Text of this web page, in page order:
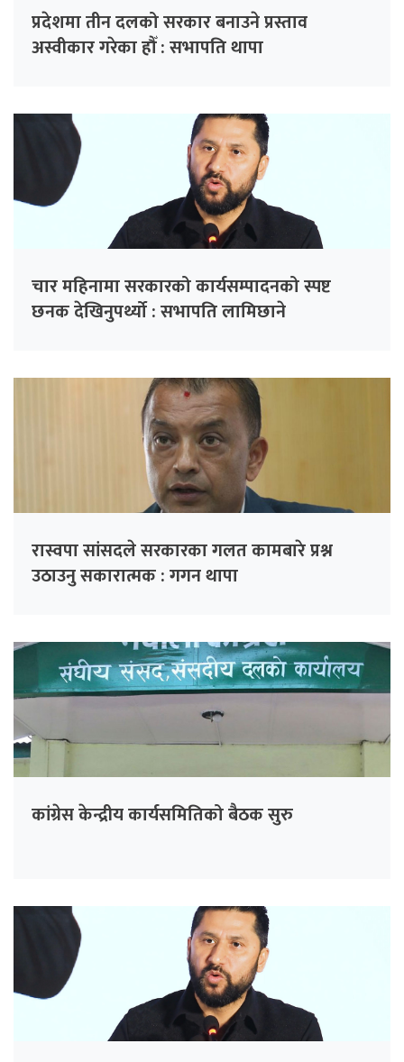
प्रदेशमा तीन दलको सरकार बनाउने प्रस्ताव
अस्वीकार गरेका हौँ : सभापति थापा
चार महिनामा सरकारको कार्यसम्पादनको स्पष्ट
छनक देखिनुपर्थ्यो : सभापति लामिछाने
रास्वपा सांसदले सरकारका गलत कामबारे प्रश्न
उठाउनु सकारात्मक : गगन थापा
कांग्रेस केन्द्रीय कार्यसमितिको बैठक सुरु